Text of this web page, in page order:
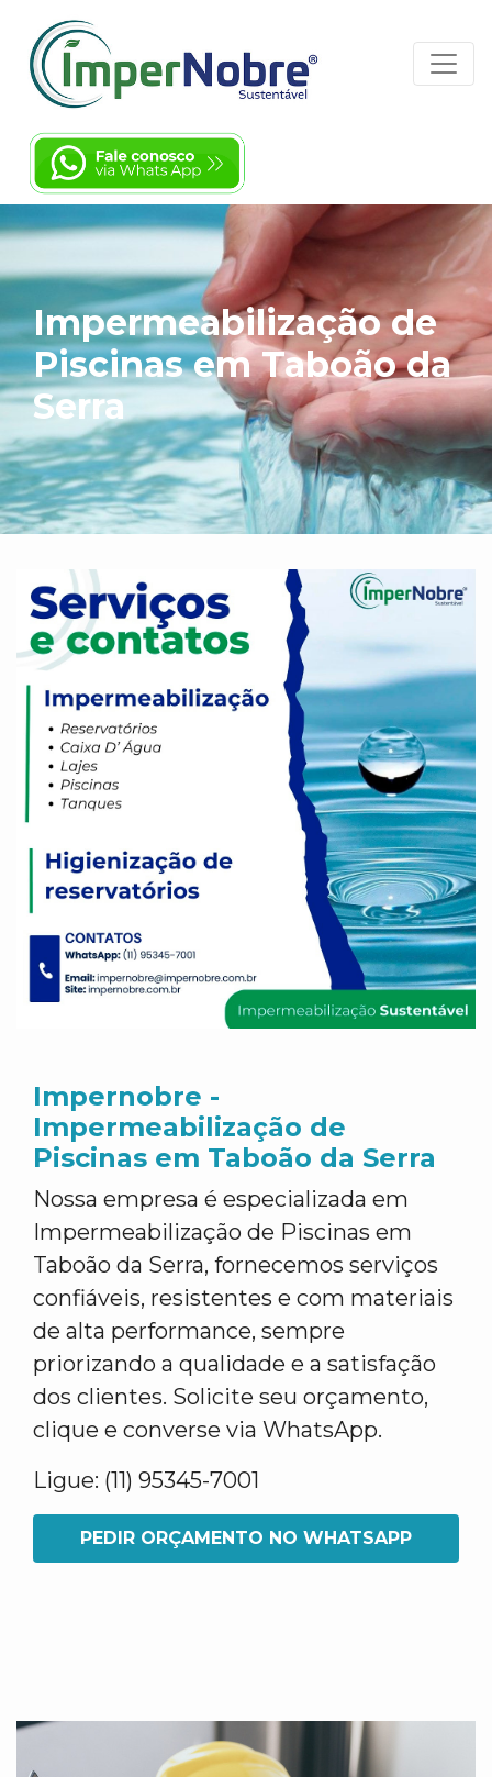
Impermeabilização de
Piscinas em Taboão da
Serra
Impernobre -
Impermeabilização de
Piscinas em Taboão da Serra
Nossa empresa é especializada em
Impermeabilização de Piscinas em
Taboão da Serra, fornecemos serviços
confiáveis, resistentes e com materiais
de alta performance, sempre
priorizando a qualidade e a satisfação
dos clientes. Solicite seu orçamento,
clique e converse via WhatsApp.
Ligue: (11) 95345-7001
PEDIR ORÇAMENTO NO WHATSAPP